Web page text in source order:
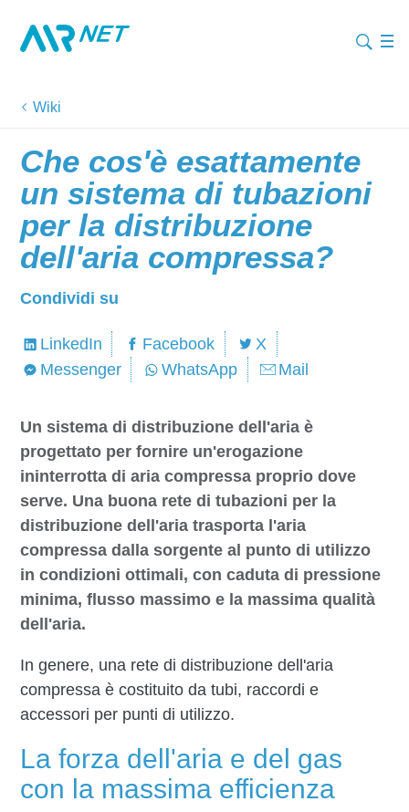
Wiki
Che cos'è esattamente
un sistema di tubazioni
per la distribuzione
dell'aria compressa?
Condividi su
LinkedIn Facebook
X
Messenger
WhatsApp Mail
Un sistema di distribuzione dell'aria è
progettato per fornire un'erogazione
ininterrotta di aria compressa proprio dove
serve. Una buona rete di tubazioni per la
distribuzione dell'aria trasporta l'aria
compressa dalla sorgente al punto di utilizzo
in condizioni ottimali, con caduta di pressione
minima, flusso massimo e la massima qualità
dell'aria.
In genere, una rete di distribuzione dell'aria
compressa è costituito da tubi, raccordi e
accessori per punti di utilizzo.
La forza dell'aria e del gas
con la massima efficienza